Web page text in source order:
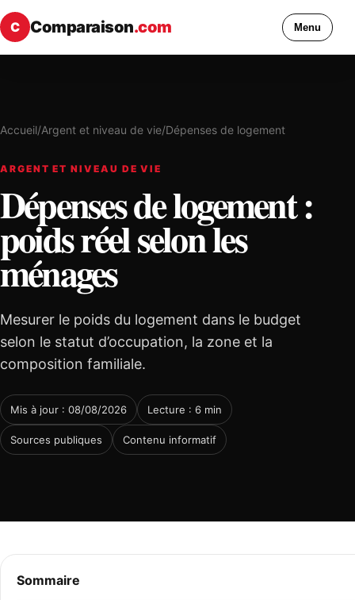
C Comparaison.com Menu
Accueil/Argent et niveau de vie/Dépenses de logement
ARGENT ET NIVEAU DE VIE
Dépenses de logement :
poids réel selon les
ménages
Mesurer le poids du logement dans le budget
selon le statut d’occupation, la zone et la
composition familiale.
Mis à jour : 08/08/2026 Lecture : 6 min
Sources publiques Contenu informatif
Sommaire